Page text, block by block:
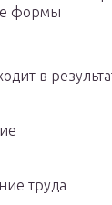
формы
в
труда